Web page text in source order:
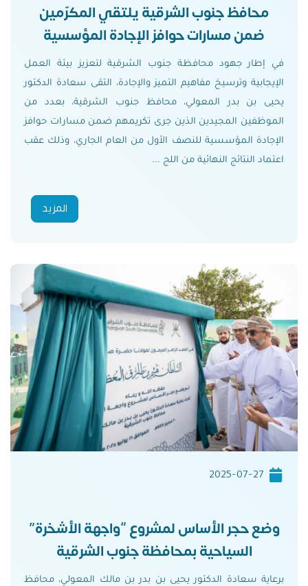
محافظ جنوب الشرقية يلتقي المكرّمين
ضمن مسارات حوافز الإجادة المؤسسية
في إطار جهود محافظة جنوب الشرقية لتعزيز بيئة العمل
الإيجابية وترسيخ مفاهيم التميز والإجادة، التقى سعادة الدكتور
يحيى بن بدر المعولي، محافظ جنوب الشرقية، بعدد من
الموظفين المجيدين الذين جرى تكريمهم ضمن مسارات حوافز
الإجادة المؤسسية للنصف الأول من العام الجاري، وذلك عقب
اعتماد النتائج النهائية من اللج ...
المزيد
2025-07-27
وضع حجر الأساس لمشروع “واجهة الأشخرة”
السياحية بمحافظة جنوب الشرقية
برعاية سعادة الدكتور يحيى بن بدر بن مالك المعولي، محافظ